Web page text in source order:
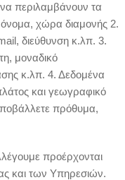
να περιλαμβάνουν τα
χώρα διαμονής 2.
διεύθυνση κ.λπ. 3.
μοναδικό
κ.λπ. 4. Δεδομένα
και γεωγραφικό
πρόθυμα,
προέρχονται
και των Υπηρεσιών.